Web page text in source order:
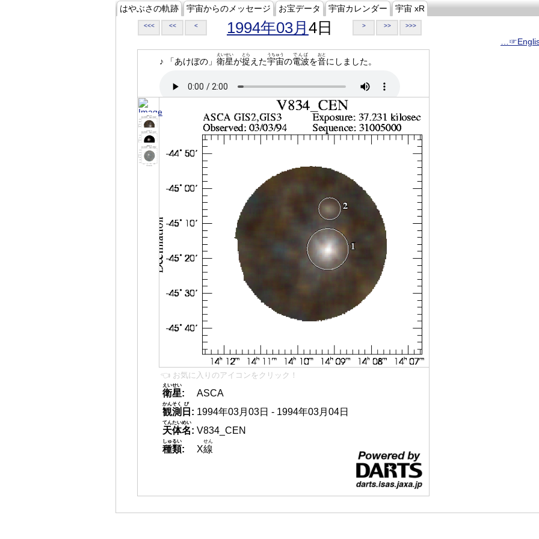
はやぶさの軌跡 宇宙からのメッセージ お宝データ 宇宙カレンダー 宇宙 xR
<<< << < 1994年03月 4日 > >> >>>
♪ 「あけぼの」 衛星
えいせい
が捉
とら
えた宇宙
うちゅう
の電波
でんぱ
を音
おと
にしました。
👈 お気に入りのアイコンをクリック！
衛星
えいせい
:
ASCA
観測
かんそく
日
び
: 1994年03月03日 - 1994年03月04日
天体名
てんたいめい
: V834_CEN
種類
しゅるい
: X線
せん